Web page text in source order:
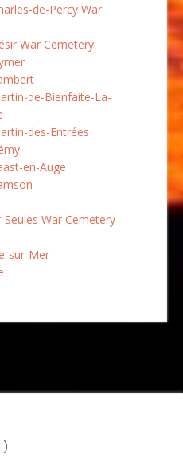
de-Percy War
War Cemetery
de-Bienfaite-La-
des-Entrées
en-Auge
Seules War Cemetery
sur-Mer